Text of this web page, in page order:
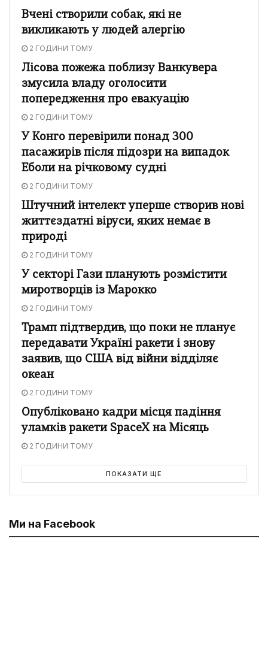
Вчені створили собак, які не
викликають у людей алергію
2 ГОДИНИ ТОМУ
Лісова пожежа поблизу Ванкувера
змусила владу оголосити
попередження про евакуацію
2 ГОДИНИ ТОМУ
У Конго перевірили понад 300
пасажирів після підозри на випадок
Еболи на річковому судні
2 ГОДИНИ ТОМУ
Штучний інтелект уперше створив нові
життєздатні віруси, яких немає в
природі
2 ГОДИНИ ТОМУ
У секторі Гази планують розмістити
миротворців із Марокко
2 ГОДИНИ ТОМУ
Трамп підтвердив, що поки не планує
передавати Україні ракети і знову
заявив, що США від війни відділяє
океан
2 ГОДИНИ ТОМУ
Опубліковано кадри місця падіння
уламків ракети SpaceX на Місяць
2 ГОДИНИ ТОМУ
ПОКАЗАТИ ЩЕ
Ми на Facebook